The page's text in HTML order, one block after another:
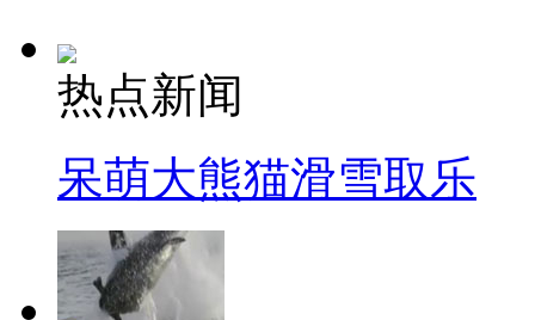
热点新闻
呆萌大熊猫滑雪取乐